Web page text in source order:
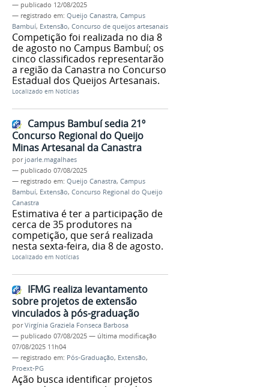
— publicado 12/08/2025
— registrado em: Queijo Canastra, Campus
Bambuí, Extensão, Concurso de queijos artesanais
Competição foi realizada no dia 8
de agosto no Campus Bambuí; os
cinco classificados representarão
a região da Canastra no Concurso
Estadual dos Queijos Artesanais.
Localizado em Notícias
Campus Bambuí sedia 21º
Concurso Regional do Queijo
Minas Artesanal da Canastra
por joarle.magalhaes
— publicado 07/08/2025
— registrado em: Queijo Canastra, Campus
Bambuí, Extensão, Concurso Regional do Queijo
Canastra
Estimativa é ter a participação de
cerca de 35 produtores na
competição, que será realizada
nesta sexta-feira, dia 8 de agosto.
Localizado em Notícias
IFMG realiza levantamento
sobre projetos de extensão
vinculados à pós-graduação
porVirgínia Graziela Fonseca Barbosa
— publicado 07/08/2025 — última modificação
07/08/2025 11h04
— registrado em: Pós-Graduação, Extensão,
Proext-PG
Ação busca identificar projetos